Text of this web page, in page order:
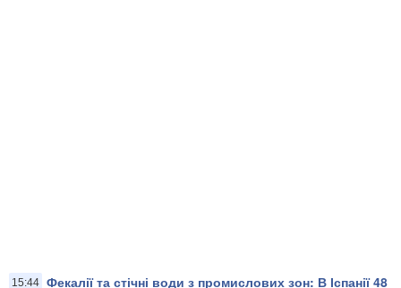
15:44 Фекалії та стічні води з промислових зон: В Іспанії 48